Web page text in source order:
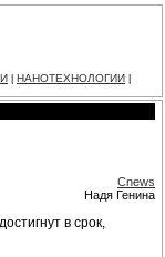
НАНОТЕХНОЛОГИИ
Cnews
Надя Генина
в срок,